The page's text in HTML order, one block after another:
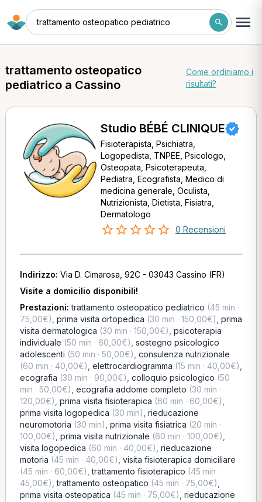
trattamento osteopatico pediatrico
trattamento osteopatico
pediatrico a Cassino
Come ordiniamo i
risultati?
Studio BÉBÉ CLINIQUE
Fisioterapista, Psichiatra,
Logopedista, TNPEE, Psicologo,
Osteopata, Psicoterapeuta,
Pediatra, Ecografista, Medico di
medicina generale, Oculista,
Nutrizionista, Dietista, Fisiatra,
Dermatologo
0 Recensioni
Indirizzo: Via D. Cimarosa, 92C - 03043 Cassino (FR)
Visite a domicilio disponibili!
Prestazioni:trattamento osteopatico pediatrico (45 min ·
75,00€) prima visita ortopedica (30 min · 150,00€) prima
visita dermatologica (30 min · 150,00€) psicoterapia
individuale (50 min · 60,00€) sostegno psicologico
adolescenti (50 min · 50,00€) consulenza nutrizionale
(60 min · 40,00€) elettrocardiogramma (15 min · 40,00€)
ecografia (30 min · 90,00€) colloquio psicologico (50
min · 50,00€) ecografia addome completo (30 min ·
120,00€) prima visita fisioterapica (60 min · 60,00€)
prima visita logopedica (30 min) rieducazione
neuromotoria (30 min) prima visita fisiatrica (20 min ·
100,00€) prima visita nutrizionale (60 min · 100,00€)
visita logopedica (60 min · 40,00€) rieducazione
motoria (45 min · 40,00€) visita fisioterapica domiciliare
(45 min · 60,00€) ,trattamento fisioterapico (45 min ·
45,00€) ,trattamento osteopatico (45 min · 75,00€)
prima visita osteopatica (45 min · 75,00€) rieducazione